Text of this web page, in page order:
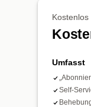
Kostenlos
Umfasst
Self-